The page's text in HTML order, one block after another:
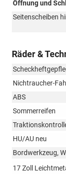
Öffnung und
Seitenscheiben
Räder &
Nichtraucher-
ABS
Sommerreifen
HU/AU neu
Bordwerkzeug,
17 Zoll